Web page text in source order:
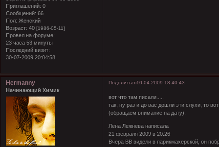
Приглашений: 0
Сообщений: 66
Пол: Женский
Возраст: 40 [1986-05-11]
Провел на форуме:
23 часа 53 минуты
Последний визит:
30-07-2009 20:04:58
Поделиться10-04-2009 18:40:43
Hermanny
Начинающий Химик
вот что там писали.....
так, ну раз и до вас дошли эти слухи, то
(обращаем внимание на дату):
Лена Лежнева написала
21 февраля 2009 в 20:26
Вчера ВВ видели в парикмахерской, он